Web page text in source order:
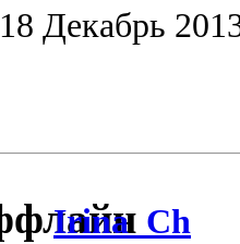
18 Декабрь
Irina_Ch